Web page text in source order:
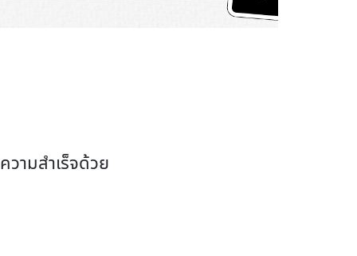
วามสำเร็จด้วย